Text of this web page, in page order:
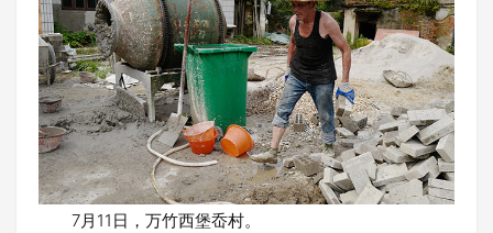
7月11日，万竹西堡岙村。